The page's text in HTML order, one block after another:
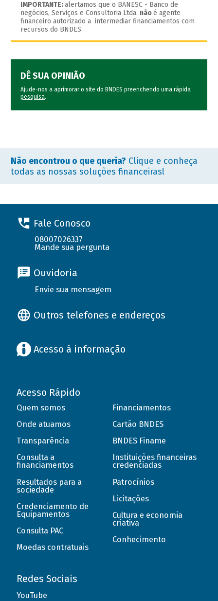
IMPORTANTE:alertamos que o BANESC - Banco de
negócios, Serviços e Consultoria Ltda. nãoé agente
financeiro autorizado a intermediar financiamentos com
recursos do BNDES.
DÊ SUA OPINIÃO
Ajude-nos a aprimorar o site do BNDES preenchendo uma rápida
pesquisa.
Não encontrou o que queria? Clique e conheça
todas as nossas soluções financeiras!
Fale Conosco
08007026337
Mande sua pergunta
Ouvidoria
Envie sua mensagem
Outros telefones e endereços
Acesso à informação
Acesso Rápido
Quem somos
Onde atuamos
Transparência
Consulta a
financiamentos
Resultados para a
sociedade
Credenciamento de
Equipamentos
Consulta PAC
Moedas contratuais
Financiamentos
Cartão BNDES
BNDES Finame
Instituições financeiras
credenciadas
Patrocínios
Licitações
Cultura e economia
criativa
Conhecimento
Redes Sociais
YouTube